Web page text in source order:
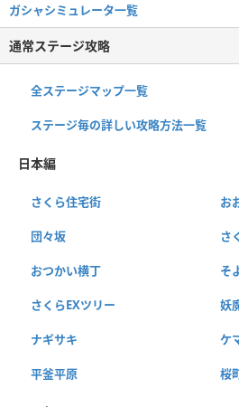
ガシャシミュレータ一覧
通常ステージ攻略
全ステージマップ一覧
ステージ毎の詳しい攻略方法一覧
日本編
さくら住宅街 お
団々坂 さ
おつかい横丁 そ
さくらEXツリー 妖
ナギサキ ケ
平釜平原 桜